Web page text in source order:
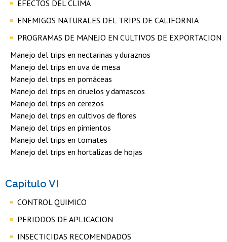
EFECTOS DEL CLIMA
ENEMIGOS NATURALES DEL TRIPS DE CALIFORNIA
PROGRAMAS DE MANEJO EN CULTIVOS DE EXPORTACION
Manejo del trips en nectarinas y duraznos
Manejo del trips en uva de mesa
Manejo del trips en pomáceas
Manejo del trips en ciruelos y damascos
Manejo del trips en cerezos
Manejo del trips en cultivos de flores
Manejo del trips en pimientos
Manejo del trips en tomates
Manejo del trips en hortalizas de hojas
Capítulo VI
CONTROL QUIMICO
PERIODOS DE APLICACION
INSECTICIDAS RECOMENDADOS